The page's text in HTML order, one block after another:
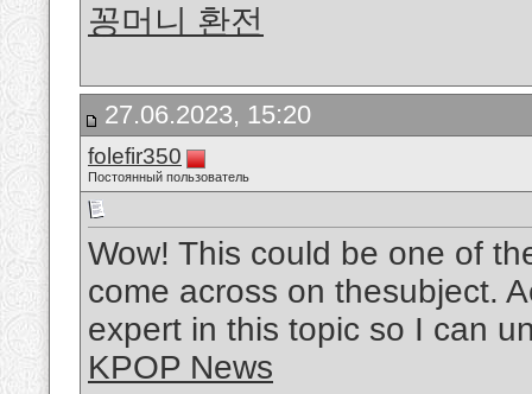
꽁머니 환전
27.06.2023, 15:20
folefir350
Постоянный пользователь
Wow! This could be one of
come across on thesubject.
expert in this topic so I can
KPOP News